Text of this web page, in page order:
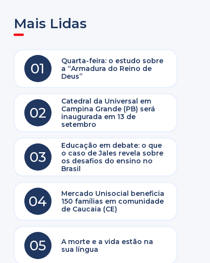
Mais Lidas
01
Quarta-feira: o estudo sobre
a “Armadura do Reino de
Deus”
02
Catedral da Universal em
Campina Grande (PB) será
inaugurada em 13 de
setembro
03
Educação em debate: o que
o caso de Jales revela sobre
os desafios do ensino no
Brasil
04
Mercado Unisocial beneficia
150 famílias em comunidade
de Caucaia (CE)
05
A morte e a vida estão na
sua língua